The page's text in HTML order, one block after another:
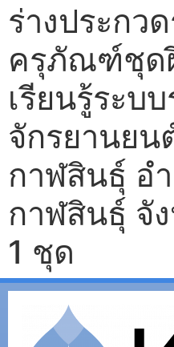
ร่างประกว
ครุภัณฑ์ชุด
เรียนรู้ระบ
จักรยานยน
กาฬสินธุ์ อำ
กาฬสินธุ์ จั
1 ชุด